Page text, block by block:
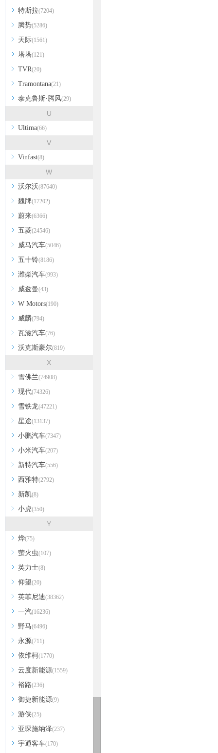
特斯拉(7204)
腾势(5286)
天际(1561)
塔塔(121)
TVR(20)
Tramontana(21)
泰克鲁斯·腾风(29)
U
Ultima(66)
V
Vinfast(8)
W
沃尔沃(87640)
魏牌(17202)
蔚来(6366)
五菱(24546)
威马汽车(5046)
五十铃(8186)
潍柴汽车(993)
威兹曼(43)
W Motors(190)
威麟(794)
瓦滋汽车(76)
沃克斯豪尔(819)
X
雪佛兰(74908)
现代(74326)
雪铁龙(47221)
星途(13137)
小鹏汽车(7347)
小米汽车(207)
新特汽车(556)
西雅特(2792)
新凯(8)
小虎(350)
Y
烨(75)
萤火虫(107)
英力士(8)
仰望(20)
英菲尼迪(38362)
一汽(16236)
野马(6496)
永源(711)
依维柯(1770)
云度新能源(1559)
裕路(236)
御捷新能源(9)
游侠(25)
亚琛施纳泽(237)
宇通客车(170)